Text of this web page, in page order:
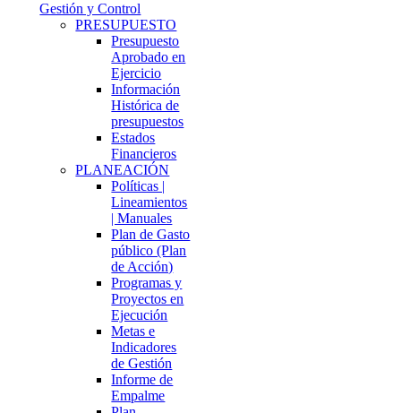
Gestión y Control
PRESUPUESTO
Presupuesto
Aprobado en
Ejercicio
Información
Histórica de
presupuestos
Estados
Financieros
PLANEACIÓN
Políticas |
Lineamientos
| Manuales
Plan de Gasto
público (Plan
de Acción)
Programas y
Proyectos en
Ejecución
Metas e
Indicadores
de Gestión
Informe de
Empalme